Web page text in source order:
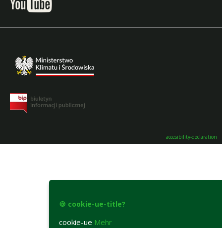
accesibility-declaration
🍪 cookie-ue-title?
cookie-ue Mehr